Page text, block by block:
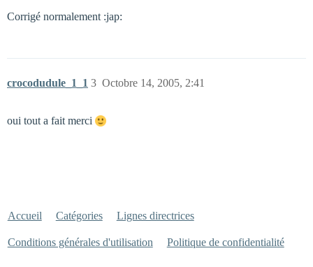
Corrigé normalement :jap:
crocodudule_1_1 Octobre 14, 2005, 2:41
3
oui tout a fait merci
Accueil Catégories Lignes directrices
Conditions générales d'utilisation Politique de confidentialité